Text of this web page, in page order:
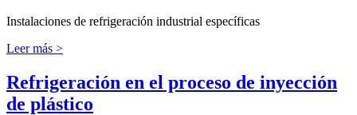
Instalaciones de refrigeración industrial específicas
Leer más >
Refrigeración en el proceso de inyección
de plástico